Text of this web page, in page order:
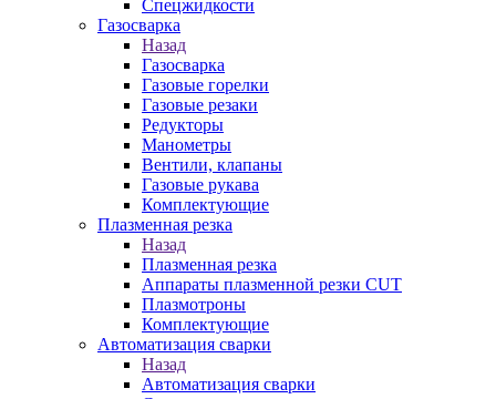
Спецжидкости
Газосварка
Назад
Газосварка
Газовые горелки
Газовые резаки
Редукторы
Манометры
Вентили, клапаны
Газовые рукава
Комплектующие
Плазменная резка
Назад
Плазменная резка
Аппараты плазменной резки CUT
Плазмотроны
Комплектующие
Автоматизация сварки
Назад
Автоматизация сварки